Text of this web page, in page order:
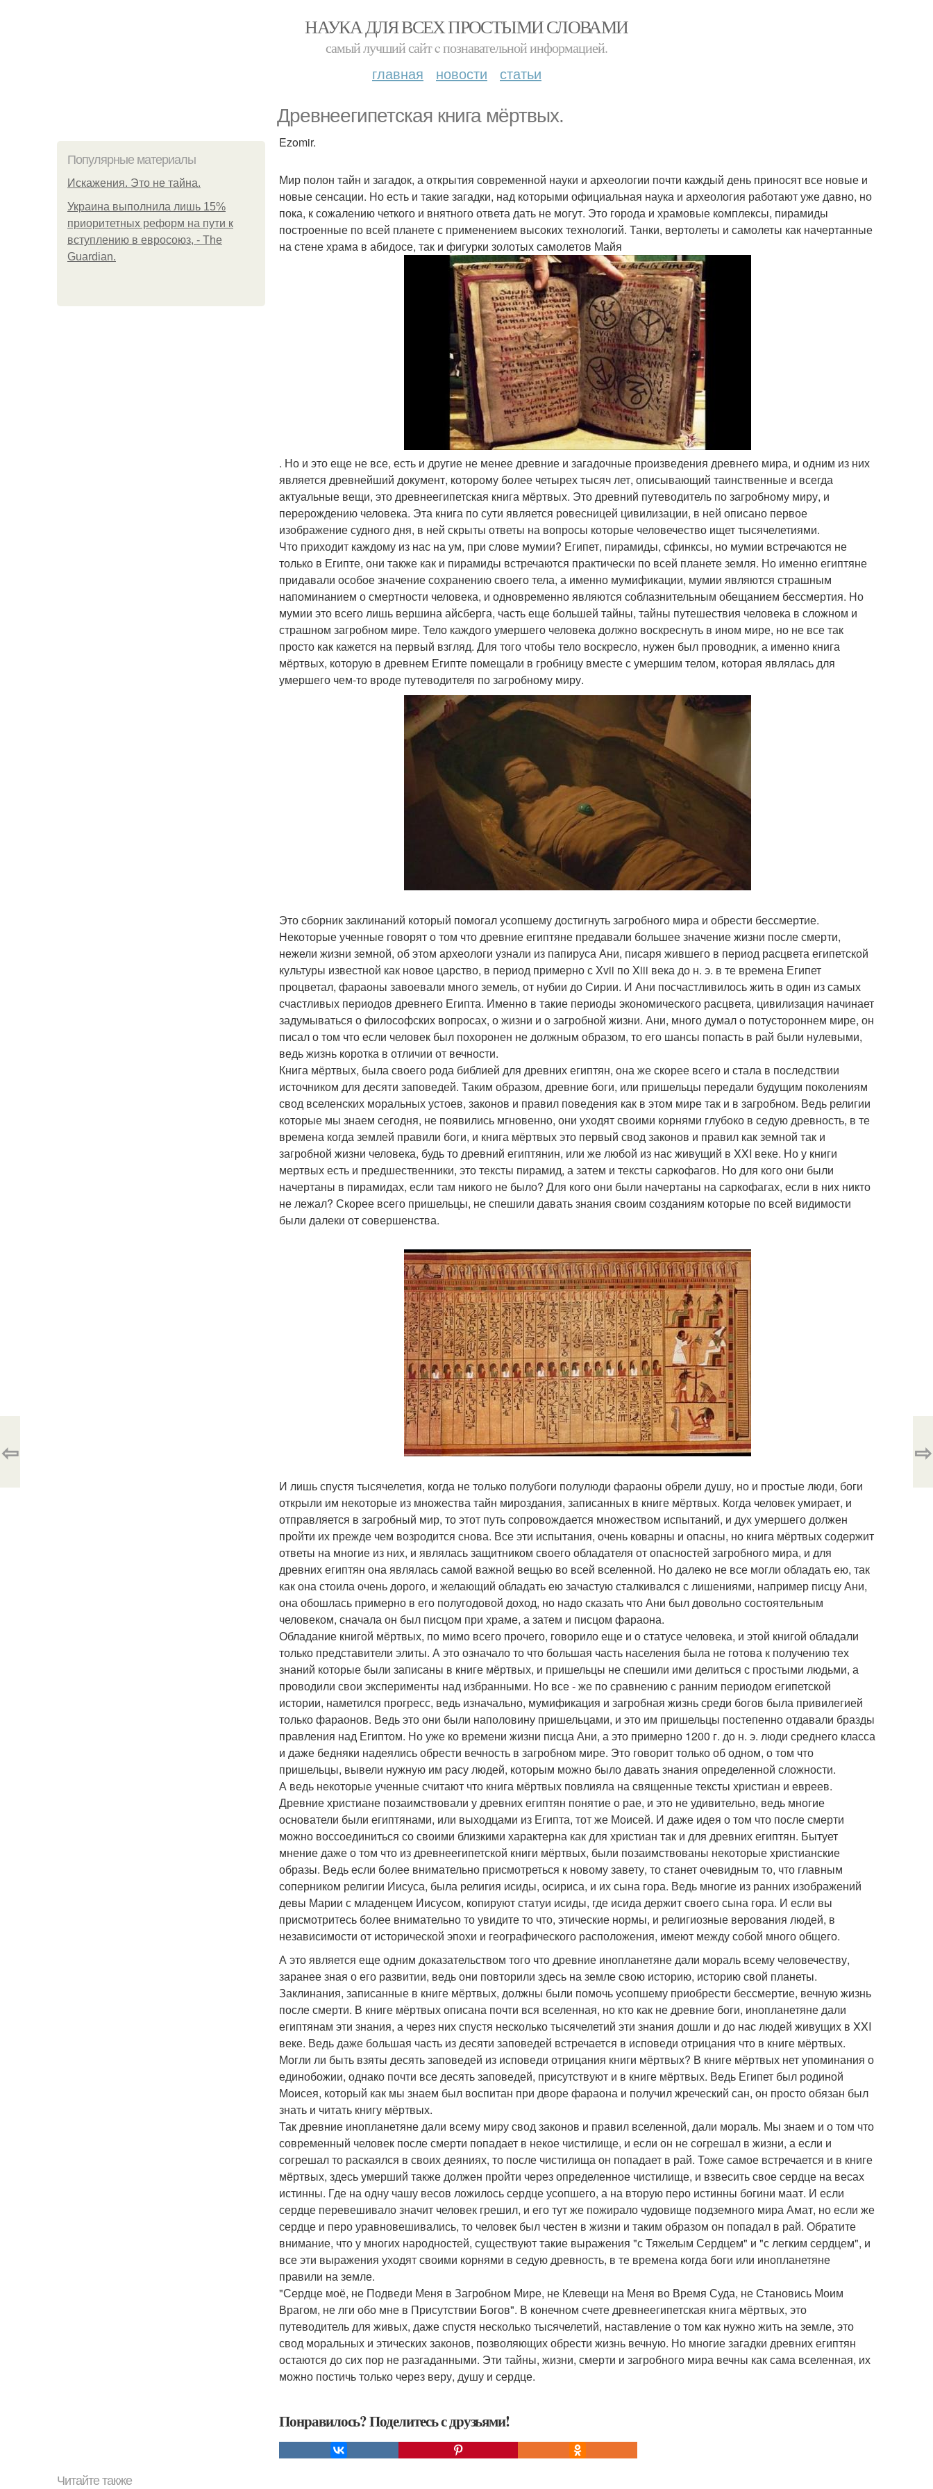
НАУКА ДЛЯ ВСЕХ ПРОСТЫМИ СЛОВАМИ
самый лучший сайт c познавательной информацией.
главная новости статьи
Древнеегипетская книга мёртвых.
Популярные материалы
Искажения. Это не тайна.
Украина выполнила лишь 15%
приоритетных реформ на пути к
вступлению в евросоюз, - The
Guardian.
Ezomir.
Мир полон тайн и загадок, а открытия современной науки и археологии почти каждый день приносят все новые и
новые сенсации. Но есть и такие загадки, над которыми официальная наука и археология работают уже давно, но
пока, к сожалению четкого и внятного ответа дать не могут. Это города и храмовые комплексы, пирамиды
построенные по всей планете с применением высоких технологий. Танки, вертолеты и самолеты как начертанные
на стене храма в абидосе, так и фигурки золотых самолетов Майя
. Но и это еще не все, есть и другие не менее древние и загадочные произведения древнего мира, и одним из них
является древнейший документ, которому более четырех тысяч лет, описывающий таинственные и всегда
актуальные вещи, это древнеегипетская книга мёртвых. Это древний путеводитель по загробному миру, и
перерождению человека. Эта книга по сути является ровесницей цивилизации, в ней описано первое
изображение судного дня, в ней скрыты ответы на вопросы которые человечество ищет тысячелетиями.
Что приходит каждому из нас на ум, при слове мумии? Египет, пирамиды, сфинксы, но мумии встречаются не
только в Египте, они также как и пирамиды встречаются практически по всей планете земля. Но именно египтяне
придавали особое значение сохранению своего тела, а именно мумификации, мумии являются страшным
напоминанием о смертности человека, и одновременно являются соблазнительным обещанием бессмертия. Но
мумии это всего лишь вершина айсберга, часть еще большей тайны, тайны путешествия человека в сложном и
страшном загробном мире. Тело каждого умершего человека должно воскреснуть в ином мире, но не все так
просто как кажется на первый взгляд. Для того чтобы тело воскресло, нужен был проводник, а именно книга
мёртвых, которую в древнем Египте помещали в гробницу вместе с умершим телом, которая являлась для
умершего чем-то вроде путеводителя по загробному миру.
Это сборник заклинаний который помогал усопшему достигнуть загробного мира и обрести бессмертие.
Некоторые ученные говорят о том что древние египтяне предавали большее значение жизни после смерти,
нежели жизни земной, об этом археологи узнали из папируса Ани, писаря жившего в период расцвета египетской
культуры известной как новое царство, в период примерно с Xvii по Xiii века до н. э. в те времена Египет
процветал, фараоны завоевали много земель, от нубии до Сирии. И Ани посчастливилось жить в один из самых
счастливых периодов древнего Египта. Именно в такие периоды экономического расцвета, цивилизация начинает
задумываться о философских вопросах, о жизни и о загробной жизни. Ани, много думал о потустороннем мире, он
писал о том что если человек был похоронен не должным образом, то его шансы попасть в рай были нулевыми,
ведь жизнь коротка в отличии от вечности.
Книга мёртвых, была своего рода библией для древних египтян, она же скорее всего и стала в последствии
источником для десяти заповедей. Таким образом, древние боги, или пришельцы передали будущим поколениям
свод вселенских моральных устоев, законов и правил поведения как в этом мире так и в загробном. Ведь религии
которые мы знаем сегодня, не появились мгновенно, они уходят своими корнями глубоко в седую древность, в те
времена когда землей правили боги, и книга мёртвых это первый свод законов и правил как земной так и
загробной жизни человека, будь то древний египтянин, или же любой из нас живущий в XXI веке. Но у книги
мертвых есть и предшественники, это тексты пирамид, а затем и тексты саркофагов. Но для кого они были
начертаны в пирамидах, если там никого не было? Для кого они были начертаны на саркофагах, если в них никто
не лежал? Скорее всего пришельцы, не спешили давать знания своим созданиям которые по всей видимости
были далеки от совершенства.
И лишь спустя тысячелетия, когда не только полубоги полулюди фараоны обрели душу, но и простые люди, боги
открыли им некоторые из множества тайн мироздания, записанных в книге мёртвых. Когда человек умирает, и
отправляется в загробный мир, то этот путь сопровождается множеством испытаний, и дух умершего должен
пройти их прежде чем возродится снова. Все эти испытания, очень коварны и опасны, но книга мёртвых содержит
ответы на многие из них, и являлась защитником своего обладателя от опасностей загробного мира, и для
древних египтян она являлась самой важной вещью во всей вселенной. Но далеко не все могли обладать ею, так
как она стоила очень дорого, и желающий обладать ею зачастую сталкивался с лишениями, например писцу Ани,
она обошлась примерно в его полугодовой доход, но надо сказать что Ани был довольно состоятельным
человеком, сначала он был писцом при храме, а затем и писцом фараона.
Обладание книгой мёртвых, по мимо всего прочего, говорило еще и о статусе человека, и этой книгой обладали
только представители элиты. А это означало то что большая часть населения была не готова к получению тех
знаний которые были записаны в книге мёртвых, и пришельцы не спешили ими делиться с простыми людьми, а
проводили свои эксперименты над избранными. Но все - же по сравнению с ранним периодом египетской
истории, наметился прогресс, ведь изначально, мумификация и загробная жизнь среди богов была привилегией
только фараонов. Ведь это они были наполовину пришельцами, и это им пришельцы постепенно отдавали бразды
правления над Египтом. Но уже ко времени жизни писца Ани, а это примерно 1200 г. до н. э. люди среднего класса
и даже бедняки надеялись обрести вечность в загробном мире. Это говорит только об одном, о том что
пришельцы, вывели нужную им расу людей, которым можно было давать знания определенной сложности.
А ведь некоторые ученные считают что книга мёртвых повлияла на священные тексты христиан и евреев.
Древние христиане позаимствовали у древних египтян понятие о рае, и это не удивительно, ведь многие
основатели были египтянами, или выходцами из Египта, тот же Моисей. И даже идея о том что после смерти
можно воссоединиться со своими близкими характерна как для христиан так и для древних египтян. Бытует
мнение даже о том что из древнеегипетской книги мёртвых, были позаимствованы некоторые христианские
образы. Ведь если более внимательно присмотреться к новому завету, то станет очевидным то, что главным
соперником религии Иисуса, была религия исиды, осириса, и их сына гора. Ведь многие из ранних изображений
девы Марии с младенцем Иисусом, копируют статуи исиды, где исида держит своего сына гора. И если вы
присмотритесь более внимательно то увидите то что, этические нормы, и религиозные верования людей, в
независимости от исторической эпохи и географического расположения, имеют между собой много общего.
А это является еще одним доказательством того что древние инопланетяне дали мораль всему человечеству,
заранее зная о его развитии, ведь они повторили здесь на земле свою историю, историю свой планеты.
Заклинания, записанные в книге мёртвых, должны были помочь усопшему приобрести бессмертие, вечную жизнь
после смерти. В книге мёртвых описана почти вся вселенная, но кто как не древние боги, инопланетяне дали
египтянам эти знания, а через них спустя несколько тысячелетий эти знания дошли и до нас людей живущих в XXI
веке. Ведь даже большая часть из десяти заповедей встречается в исповеди отрицания что в книге мёртвых.
Могли ли быть взяты десять заповедей из исповеди отрицания книги мёртвых? В книге мёртвых нет упоминания о
единобожии, однако почти все десять заповедей, присутствуют и в книге мёртвых. Ведь Египет был родиной
Моисея, который как мы знаем был воспитан при дворе фараона и получил жреческий сан, он просто обязан был
знать и читать книгу мёртвых.
Так древние инопланетяне дали всему миру свод законов и правил вселенной, дали мораль. Мы знаем и о том что
современный человек после смерти попадает в некое чистилище, и если он не согрешал в жизни, а если и
согрешал то раскаялся в своих деяниях, то после чистилища он попадает в рай. Тоже самое встречается и в книге
мёртвых, здесь умерший также должен пройти через определенное чистилище, и взвесить свое сердце на весах
истинны. Где на одну чашу весов ложилось сердце усопшего, а на вторую перо истинны богини маат. И если
сердце перевешивало значит человек грешил, и его тут же пожирало чудовище подземного мира Амат, но если же
сердце и перо уравновешивались, то человек был честен в жизни и таким образом он попадал в рай. Обратите
внимание, что у многих народностей, существуют такие выражения "с Тяжелым Сердцем" и "с легким сердцем", и
все эти выражения уходят своими корнями в седую древность, в те времена когда боги или инопланетяне
правили на земле.
"Сердце моё, не Подведи Меня в Загробном Мире, не Клевещи на Меня во Время Суда, не Становись Моим
Врагом, не лги обо мне в Присутствии Богов". В конечном счете древнеегипетская книга мёртвых, это
путеводитель для живых, даже спустя несколько тысячелетий, наставление о том как нужно жить на земле, это
свод моральных и этических законов, позволяющих обрести жизнь вечную. Но многие загадки древних египтян
остаются до сих пор не разгаданными. Эти тайны, жизни, смерти и загробного мира вечны как сама вселенная, их
можно постичь только через веру, душу и сердце.
Понравилось? Поделитесь с друзьями!
⇦ ⇨
Читайте также